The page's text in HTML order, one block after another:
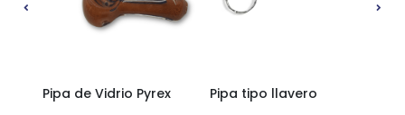
Pipa de Vidrio Pyrex
Pipa tipo llavero